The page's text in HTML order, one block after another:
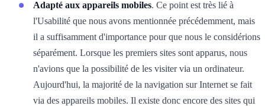
Adapté aux appareils mobiles. Ce point est très lié à
l'Usabilité que nous avons mentionnée précédemment, mais
il a suffisamment d'importance pour que nous le considérions
séparément. Lorsque les premiers sites sont apparus, nous
n'avions que la possibilité de les visiter via un ordinateur.
Aujourd'hui, la majorité de la navigation sur Internet se fait
via des appareils mobiles. Il existe donc encore des sites qui